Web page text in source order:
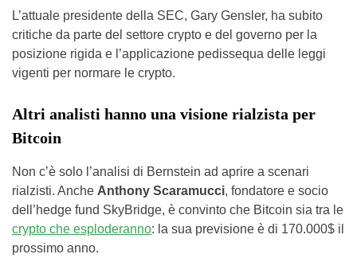
L’attuale presidente della SEC, Gary Gensler, ha subito
critiche da parte del settore crypto e del governo per la
posizione rigida e l’applicazione pedissequa delle leggi
vigenti per normare le crypto.
Altri analisti hanno una visione rialzista per
Bitcoin
Non c’è solo l’analisi di Bernstein ad aprire a scenari
rialzisti. Anche Anthony Scaramucci, fondatore e socio
dell’hedge fund SkyBridge, è convinto che Bitcoin sia tra le
crypto che esploderanno: la sua previsione è di 170.000$ il
prossimo anno.